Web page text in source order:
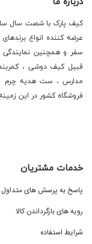
کیف پارک با شصت سال
عرضه کننده انواع
قبیل کیف دوشی ،
مدارس ، ست هدیه چرم
فروشگاه کشور در این
خدمات مشتریان
پاسخ به پرسش های متداول
رویه های بازگرداندن کالا
شرایط استفاده